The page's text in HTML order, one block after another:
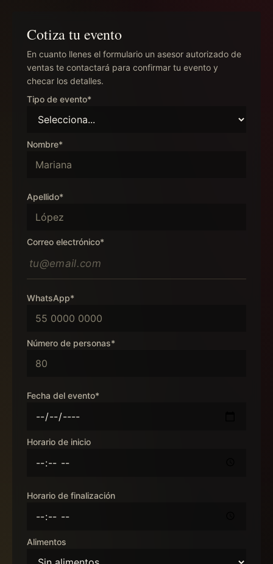
Cotiza tu evento
En cuanto llenes el formulario un asesor autorizado de
ventas te contactará para confirmar tu evento y
checar los detalles.
Tipo de evento*
Nombre*
Apellido*
Correo electrónico*
WhatsApp*
Número de personas*
Fecha del evento*
Horario de inicio
Horario de finalización
Alimentos